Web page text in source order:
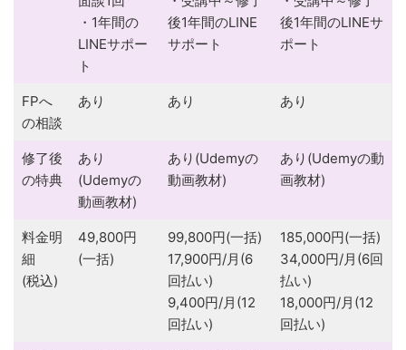
・1年間の
LINEサポー
ト
後1年間のLINE
サポート
後1年間のLINEサ
ポート
FPへ
の相談
あり あり あり
修了後
の特典
あり
(Udemyの
動画教材)
あり(Udemyの
動画教材)
あり(Udemyの動
画教材)
料金明
細
(税込)
49,800円
(一括)
99,800円(一括)
17,900円/月(6
回払い)
9,400円/月(12
回払い)
185,000円(一括)
34,000円/月(6回
払い)
18,000円/月(12
回払い)